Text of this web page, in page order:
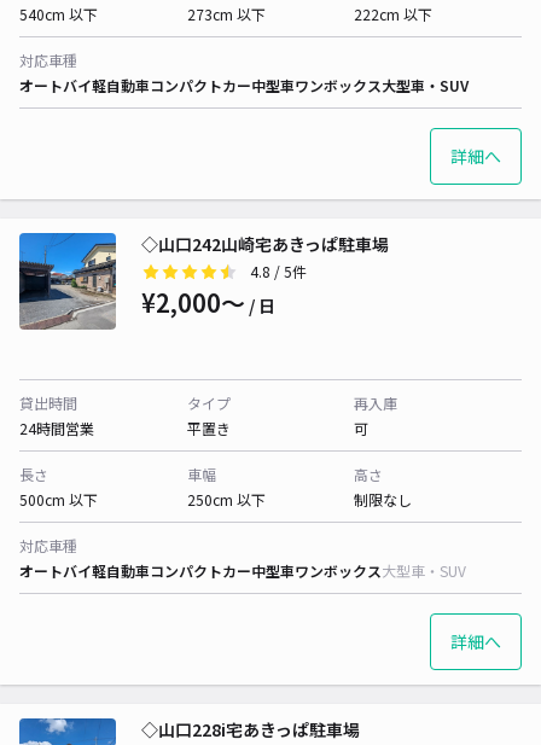
540cm 以下
273cm 以下
222cm 以下
対応車種
オートバイ軽自動車コンパクトカー中型車ワンボックス大型車・SUV
詳細へ
◇山口242山崎宅あきっぱ駐車場
4.8 / 5件
¥2,000〜 / 日
貸出時間
24時間営業
タイプ
平置き
再入庫
可
長さ
500cm 以下
車幅
250cm 以下
高さ
制限なし
対応車種
オートバイ軽自動車コンパクトカー中型車ワンボックス大型車・SUV
詳細へ
◇山口228i宅あきっぱ駐車場